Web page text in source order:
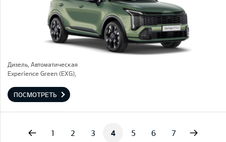
Дизель, Автоматическая
Experience Green (EXG),
ПОСМОТРЕТЬ
1 2 3 4 5 6 7